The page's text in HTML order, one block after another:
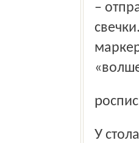
–
У стола ярославского художника Натальи Блиновой,